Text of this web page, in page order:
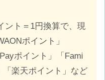
ント＝1円換算で、現
ポイント」
ポイント」「Fami
楽天ポイント」など